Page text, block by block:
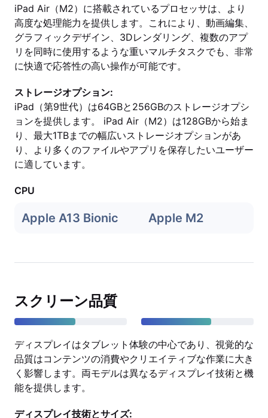
iPad Air（M2）に搭載されているプロセッサは、より
高度な処理能力を提供します。これにより、動画編集、
グラフィックデザイン、3Dレンダリング、複数のアプ
リを同時に使用するような重いマルチタスクでも、非常
に快適で応答性の高い操作が可能です。
ストレージオプション:
iPad（第9世代）は64GBと256GBのストレージオプシ
ョンを提供します。 iPad Air（M2）は128GBから始ま
り、最大1TBまでの幅広いストレージオプションがあ
り、より多くのファイルやアプリを保存したいユーザー
に適しています。
CPU
Apple A13 Bionic Apple M2
スクリーン品質
ディスプレイはタブレット体験の中心であり、視覚的な
品質はコンテンツの消費やクリエイティブな作業に大き
く影響します。両モデルは異なるディスプレイ技術と機
能を提供します。
ディスプレイ技術とサイズ: